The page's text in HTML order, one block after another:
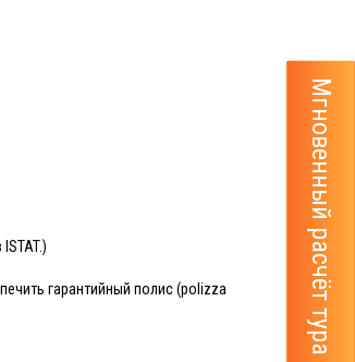
Мгновенный расчёт тура
гарантийный полис (polizza